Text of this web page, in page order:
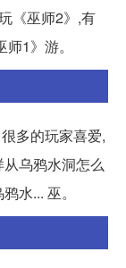
《巫师2》,有
1》游。
多的玩家喜爱,
乌鸦水洞怎么
水... 巫。